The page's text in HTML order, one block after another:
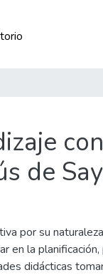
de
por su
en la
didácticas